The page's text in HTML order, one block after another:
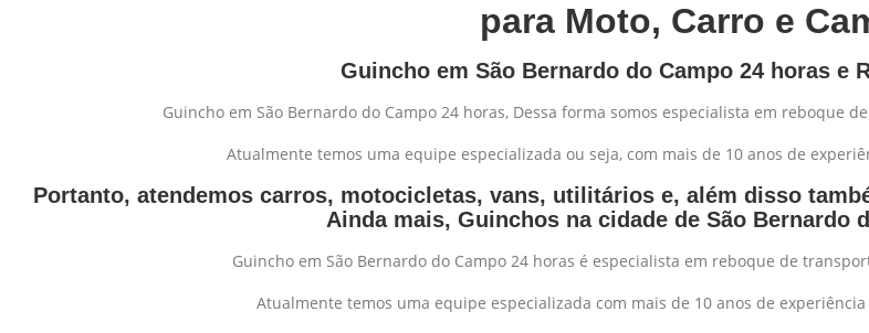
para Moto, Carro e
Guincho em São Bernardo do Campo 24 horas e
Guincho em São Bernardo do Campo 24 horas, Dessa forma somos especialista em reboque
Atualmente temos uma equipe especializada ou seja, com mais de 10 anos de
Portanto, atendemos carros, motocicletas, vans, utilitários e, além disso
Ainda mais, Guinchos na cidade de São Bernardo
Guincho em São Bernardo do Campo 24 horas é especialista em reboque de
Atualmente temos uma equipe especializada com mais de 10 anos de